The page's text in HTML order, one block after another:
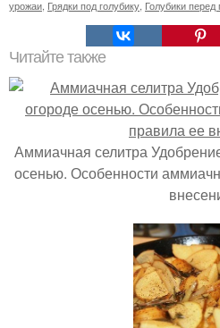
урожаи Грядки под голубику Голубики перед
Читайте также
Аммиачная селитра
осенью. Особенности